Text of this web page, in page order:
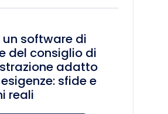
un software di
del consiglio di
adatto
sfide e
reali